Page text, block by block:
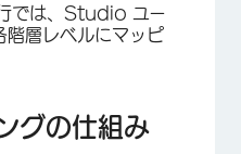
では、Studio ユー
階層レベルにマッピ
グの仕組み